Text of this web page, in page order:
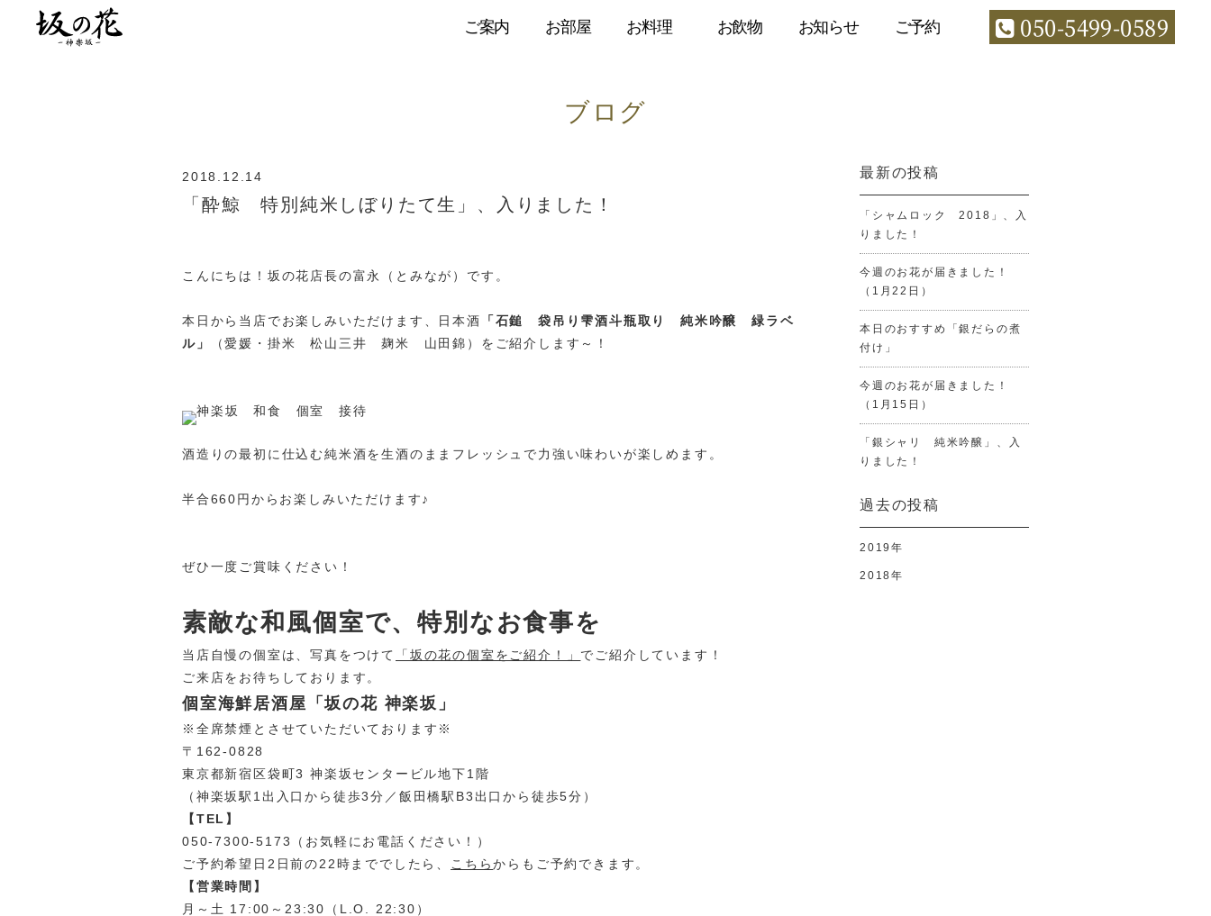
ご案内 お部屋 お料理 お飲物 お知らせ ご予約 050-5499-0589
ブログ
2018.12.14
「酔鯨 特別純米しぼりたて生」、入りました！
こんにちは！坂の花店長の富永（とみなが）です。
本日から当店でお楽しみいただけます、日本酒
「石鎚 袋吊り雫酒斗瓶取り 純米吟醸 緑ラベ
ル」
（愛媛・掛米 松山三井 麹米 山田錦）をご紹介します～！
酒造りの最初に仕込む純米酒を生酒のままフレッシュで力強い味わいが楽しめます。
半合660円からお楽しみいただけます♪
ぜひ一度ご賞味ください！
素敵な和風個室で、特別なお食事を
当店自慢の個室は、写真をつけて 「坂の花の個室をご紹介！」 でご紹介しています！
ご来店をお待ちしております。
個室海鮮居酒屋「坂の花 神楽坂」
※全席禁煙とさせていただいております※
〒162-0828
東京都新宿区袋町3 神楽坂センタービル地下1階
（神楽坂駅1出入口から徒歩3分／飯田橋駅B3出口から徒歩5分）
【TEL】
050-7300-5173（お気軽にお電話ください！）
ご予約希望日2日前の22時まででしたら、
こちらからもご予約できます。
【営業時間】
月～土 17:00～23:30（L.O. 22:30）
最新の投稿
「シャムロック 2018」、入
りました！
今週のお花が届きました！
（1月22日）
本日のおすすめ「銀だらの煮
付け」
今週のお花が届きました！
（1月15日）
「銀シャリ 純米吟醸」、入
りました！
過去の投稿
2019年
2018年